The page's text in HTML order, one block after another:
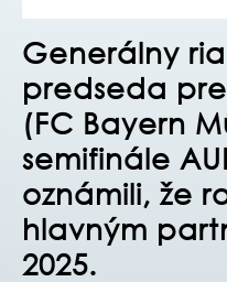
Generálny
predseda
(FC Bayern
semifinále
oznámili, že
hlavným
2025.